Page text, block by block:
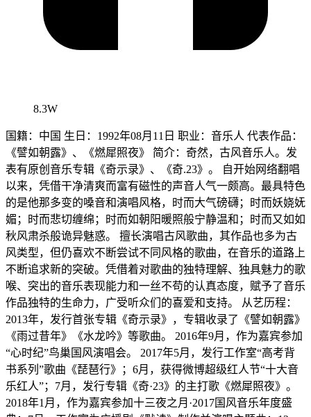
8.3W
国籍：中国 生日：1992年08月11日 职业：音乐人 代表作品：
《譬如朝露》、《燃犀照夜》 简介：奇然，古风音乐人。发
表有原创音乐专辑《奇示录》、《奇.23》。 自开始网络翻唱
以来，凭借干净清爽而富有磁性的声音人气一颇高。最具特色
的是他那多变的嗓音和演唱风格，时而大气磅礴；时而妖娆妩
媚；时而悲切缠绵；时而如朝阳暖照般宁静温和；时而又如如
秋风肃杀般诡异魅惑。 擅长演唱古风歌曲，其作品也多为古
风类型，但仍喜欢不断尝试不同风格的歌曲，在音乐的道路上
不断追求新的突破。凭借着对歌曲的独特理解、独具魅力的歌
喉、突出的音乐表现能力和一丝不苟的认真态度，赋予了音乐
作品独特的生命力，广受听众们的喜爱和支持。 从艺历程：
2013年，发行首张专辑《奇示录》，专辑收录了《譬如朝露》
《雨过昔年》《水龙吟》等歌曲。 2016年9月，作为嘉宾参加
“心时纪”鸟巢国风演唱会。 2017年5月，发行工作室“高考背
书系列”歌曲《琵琶行》；6月，获得微博超级红人节“十大音
乐红人”；7月，发行专辑《奇·23》的主打歌《燃犀照夜》。
2018年1月，作为嘉宾参加十三夜之月·2017国风音乐年度盛